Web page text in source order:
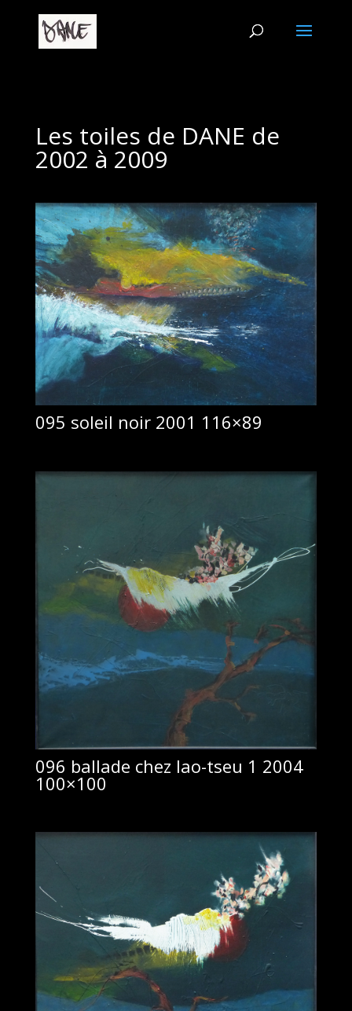
Les toiles de DANE de
2002 à 2009
095 soleil noir 2001 116×89
096 ballade chez lao-tseu 1 2004
100×100